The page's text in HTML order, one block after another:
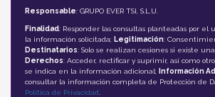
Responsable: GRUPO EVER TSI, S.L.U.
Finalidad: Responder las consultas planteadas por el
la información solicitada; Legitimación:
Destinatarios: Solo se realizan cesiones si existe
Derechos: Acceder, rectificar y suprimir, así como
se indica en la información adicional;
Información
consultar la información completa de Protección de
Política de Privacidad